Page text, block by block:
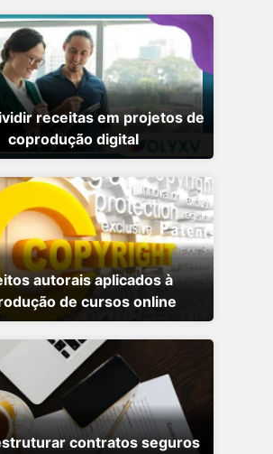
receitas em projetos de
coprodução digital
autorais aplicados à
de cursos online
contratos seguros